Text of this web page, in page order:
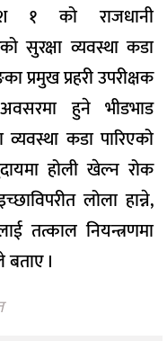
१ को राजधानी
सुरक्षा व्यवस्था कडा
प्रमुख प्रहरी उपरीक्षक
हुने भीडभाड
व्यवस्था कडा पारिएको
होली खेल्न रोक
लोला हान्ने,
तत्काल नियन्त्रणमा
।